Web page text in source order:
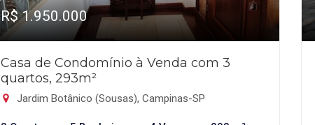
R$ 1.950.000
Casa de Condomínio à Venda com 3
quartos, 293m²
Jardim Botânico (Sousas), Campinas-SP